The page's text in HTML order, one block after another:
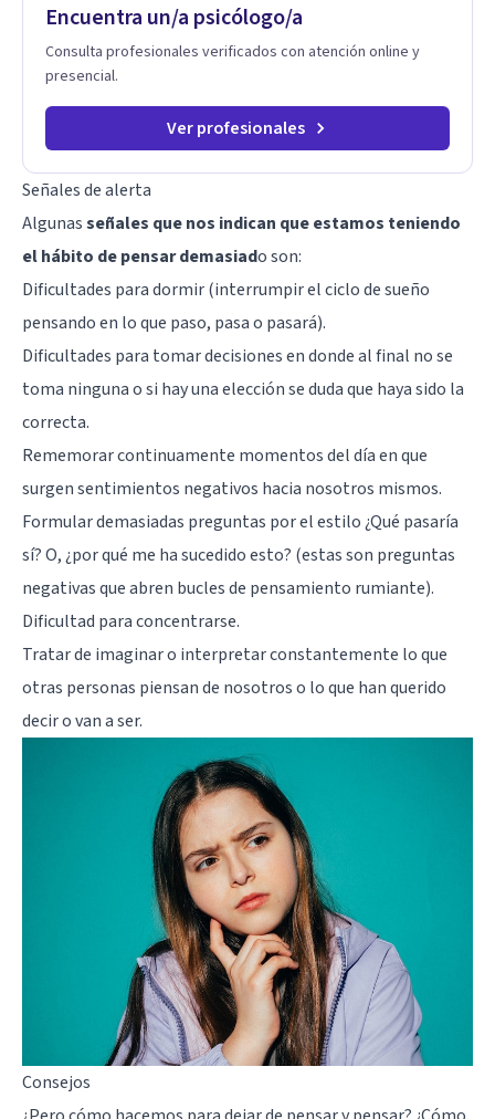
Encuentra un/a psicólogo/a
Consulta profesionales verificados con atención online y
presencial.
Ver profesionales
Señales de alerta
Algunasseñales que nos indican que estamos teniendo
el hábito de pensar demasiado son:
Dificultades para dormir(interrumpir el ciclo de sueño
pensando en lo que paso, pasa o pasará).
Dificultades para tomar decisiones en donde al final no se
toma ninguna o si hay una elección se duda que haya sido la
correcta.
Rememorar continuamente momentos del día en que
surgen sentimientos negativos hacia nosotros mismos.
Formular demasiadas preguntas por el estilo ¿Qué pasaría
sí? O, ¿por qué me ha sucedido esto? (estas son preguntas
negativas que abren bucles de pensamiento rumiante).
Dificultad para concentrarse.
Tratar de imaginar o interpretar constantemente lo que
otras personas piensan de nosotros o lo que han querido
decir o van a ser.
Consejos